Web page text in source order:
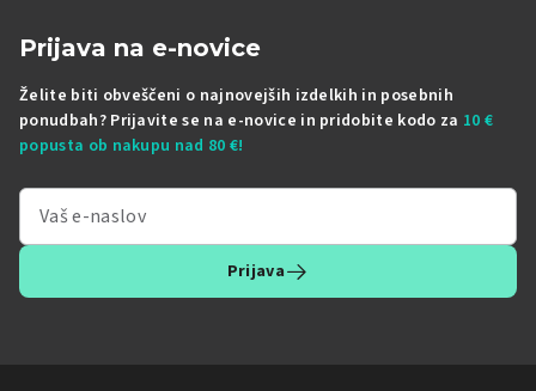
Prijava na e-novice
Želite biti obveščeni o najnovejših izdelkih in posebnih
ponudbah? Prijavite se na e-novice in pridobite kodo za 10 €
popusta ob nakupu nad 80 €!
Prijava